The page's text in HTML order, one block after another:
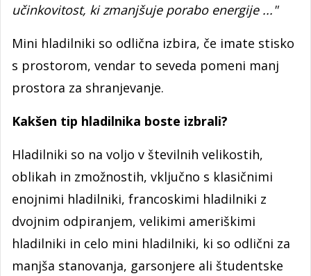
učinkovitost, ki zmanjšuje porabo energije ..."
Mini hladilniki so odlična izbira, če imate stisko
s prostorom, vendar to seveda pomeni manj
prostora za shranjevanje.
Kakšen tip hladilnika boste izbrali?
Hladilniki so na voljo v številnih velikostih,
oblikah in zmožnostih, vključno s klasičnimi
enojnimi hladilniki, francoskimi hladilniki z
dvojnim odpiranjem, velikimi ameriškimi
hladilniki in celo mini hladilniki, ki so odlični za
manjša stanovanja, garsonjere ali študentske